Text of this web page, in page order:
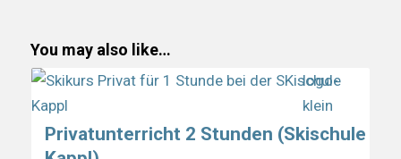
You may also like…
Privatunterricht 2 Stunden (Skischule